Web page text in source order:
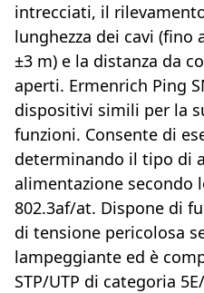
intrecciati, il
lunghezza dei cavi (fino
±3 m) e la distanza da
aperti. Ermenrich Ping
dispositivi simili per la
funzioni. Consente di
determinando il tipo di
alimentazione secondo
802.3af/at. Dispone di
di tensione pericolosa
lampeggiante ed è
STP/UTP di categoria